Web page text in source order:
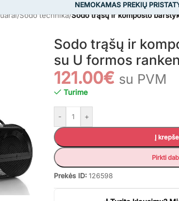
NEMOKAMAS PREKIŲ
/Sodo technika/Sodo trąšų ir komposto
Sodo trąšų ir
su U formos
121.00€ su PVM
Turime
- +
Į
Pirkti
Prekės ID: 126598